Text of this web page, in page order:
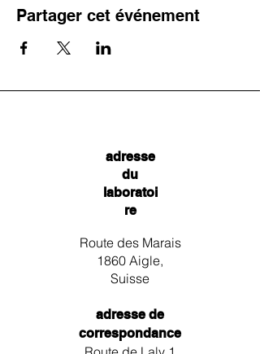
Partager cet événement
adresse
du
laboratoi
re
Route des Marais
1860 Aigle,
Suisse
adresse de
correspondance